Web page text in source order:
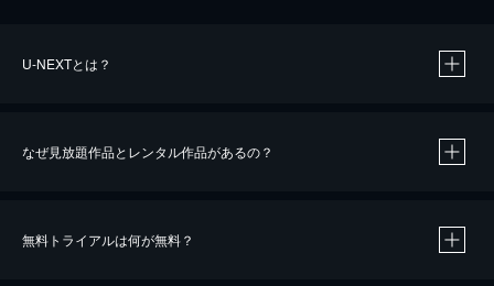
U-NEXTとは？
なぜ見放題作品とレンタル作品があるの？
無料トライアルは何が無料？